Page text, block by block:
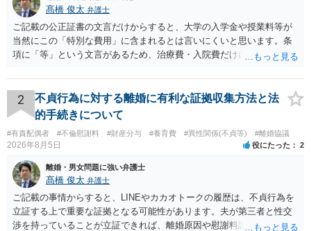
髙橋 俊太 弁護士
ご記載の公正証書の文言だけからすると、大学の入学金や授業料等が
当然にこの「特別な費用」に含まれるとは言いにくいと思います。条
項に「等」という文言があるため、治療費・入院費だけに限定される
れていますので、通常は、病気や事故によって臨時に必要となった医
療費その他これに類する特別支出を念頭に置いた条項と読むのが自然
です。したがって、大学の入学金、授業料、受験費用などの教育費に
ついてまで、「この条項があるから当然に半額を請求できる」とまで
は言いにくいと思われます。なお、通常、大学進学費用をどこまで負
担すべきかについては、離婚時の合意内容のほか、子どもの年齢、大
学進学についての父母の認識、父母の学歴・収入・資産状況、進学先
や費用などを踏まえて個別に検討することになります。公正証書の他
の条項において、養育費の終期についてどのように定められている
か、大学進学に関する定めの有無、「教育費」「進学費用」に関する
定めの有無等について確認する必要があると考えられます。
2
不貞行為に対する離婚に有利な証拠収集方法と法
的手続きについて
#有責配偶者 #不倫慰謝料 #財産分与 #養育費 #異性関係(不貞等) #離婚協議
2026年8月5日 役にたった 2
離婚・男女問題に強い弁護士
髙橋 俊太 弁護士
ご記載の事情からすると、LINEやカカオトークの履歴は、不貞行為を
立証する上で重要な証拠となる可能性があります。夫が第三者と性交
渉を持っていることが立証できれば、離婚原因や慰謝料請求を検討す